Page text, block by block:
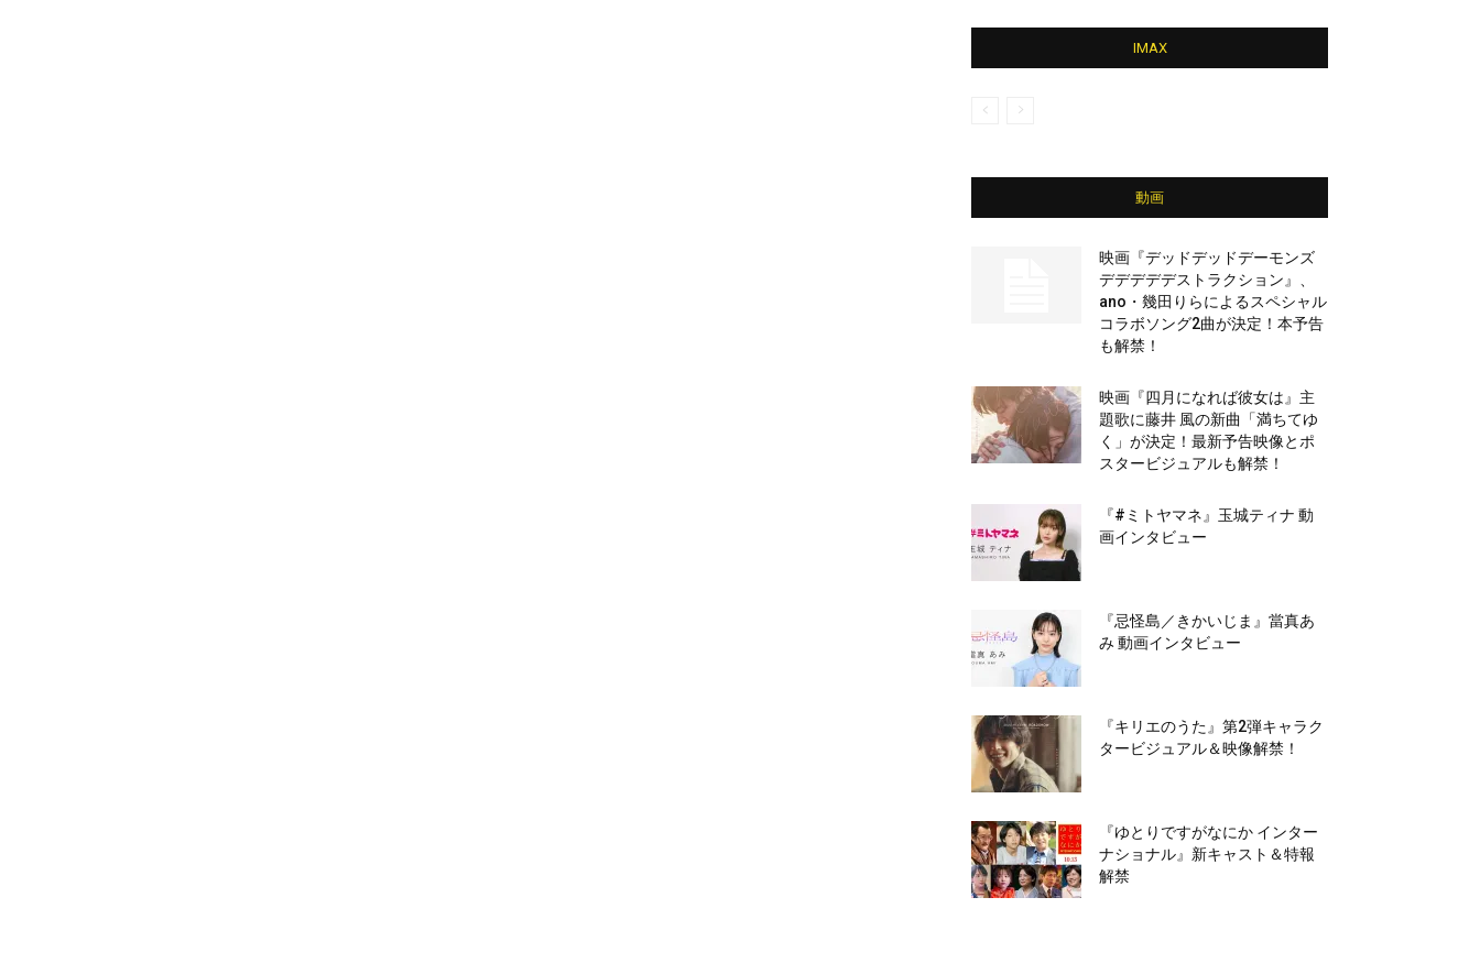
IMAX
動画
映画『デッドデッドデーモンズ
デデデデデストラクション』、
ano・幾田りらによるスペシャル
コラボソング2曲が決定！本予告
も解禁！
映画『四月になれば彼女は』主
題歌に藤井 風の新曲「満ちてゆ
く」が決定！最新予告映像とポ
スタービジュアルも解禁！
『#ミトヤマネ』玉城ティナ 動
画インタビュー
『忌怪島／きかいじま』當真あ
み 動画インタビュー
『キリエのうた』第2弾キャラク
タービジュアル＆映像解禁！
『ゆとりですがなにか インター
ナショナル』新キャスト＆特報
解禁